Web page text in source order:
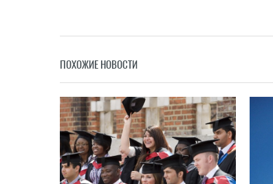
ПОХОЖИЕ НОВОСТИ